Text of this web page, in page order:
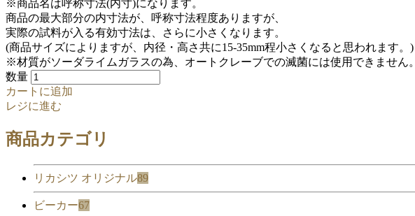
※商品名は呼称寸法(内寸)になります。
商品の最大部分の内寸法が、呼称寸法程度ありますが、
実際の試料が入る有効寸法は、さらに小さくなります。
(商品サイズによりますが、内径・高さ共に15-35mm程小さくなると思われます。)
※材質がソーダライムガラスの為、オートクレーブでの滅菌には使用できません。
数量
カートに追加
レジに進む
商品カテゴリ
リカシツ オリジナル89
ビーカー67